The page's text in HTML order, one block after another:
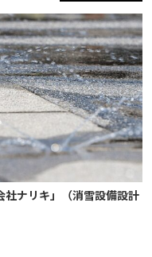
ナリキ」（消雪設備設計